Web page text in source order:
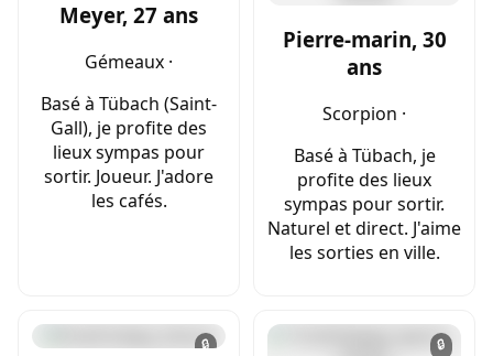
Meyer, 27 ans
Gémeaux ·
Basé à Tübach (Saint-
Gall), je profite des
lieux sympas pour
sortir. Joueur. J'adore
les cafés.
Pierre-marin, 30
ans
Scorpion ·
Basé à Tübach, je
profite des lieux
sympas pour sortir.
Naturel et direct. J'aime
les sorties en ville.
🔒 🔒